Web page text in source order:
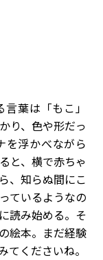
葉は「もこ」
り、色や形だっ
浮かべながら
と、横で赤ちゃ
、知らぬ間にこ
ているようなの
読み始める。そ
絵本。まだ経験
てくださいね。